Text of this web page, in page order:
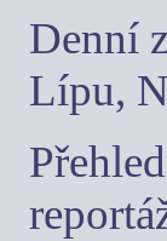
Denní
Lípu,